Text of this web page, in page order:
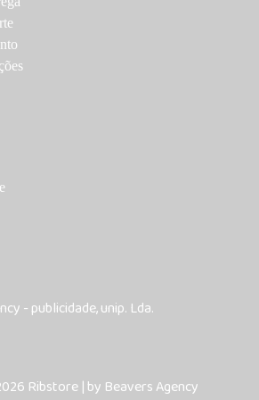
- publicidade, unip. Lda.
Ribstore | by Beavers Agency